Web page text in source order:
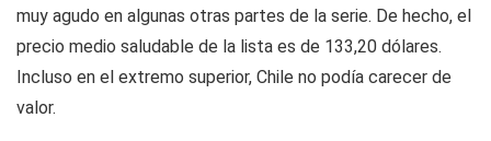
muy agudo en algunas otras partes de la serie. De hecho, el
precio medio saludable de la lista es de 133,20 dólares.
Incluso en el extremo superior, Chile no podía carecer de
valor.